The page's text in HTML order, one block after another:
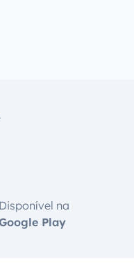
Disponível na
Play